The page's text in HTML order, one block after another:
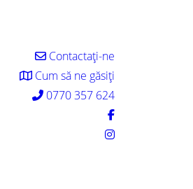
Contactați-ne
Cum să ne găsiți
0770 357 624